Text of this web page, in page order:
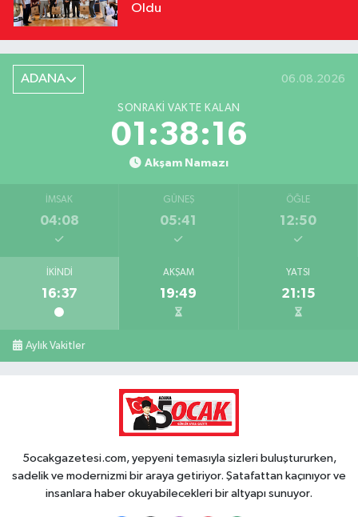
Oldu
ADANA 06.08.2026
SONRAKI VAKTE KALAN
01:38:15
Akşam Namazı
İMSAK
04:08
GÜNEŞ
05:41
ÖĞLE
12:50
İKINDI
16:37
AKŞAM
19:49
YATSI
21:15
Aylık Vakitler
5ocakgazetesi.com, yepyeni temasıyla sizleri buluştururken,
sadelik ve modernizmi bir araya getiriyor. Şatafattan kaçınıyor ve
insanlara haber okuyabilecekleri bir altyapı sunuyor.